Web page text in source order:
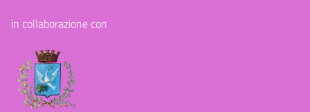
in collaborazione con